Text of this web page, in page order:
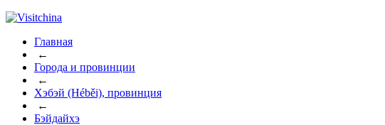
Главная
←
Города и провинции
←
Хэбэй (Héběi), провинция
←
Бэйдайхэ